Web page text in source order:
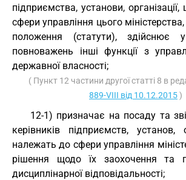
підприємства, установи,
сфери управління цього
положення (статути), здійснює
повноважень інші функції з
державної власності;
( Пункт 12 частини другої статті 8 в
889-VIII від 10.12.2015)
12-1) призначає на посаду та
керівників підприємств, установ,
належать до сфери управління
рішення щодо їх заохочення та
дисциплінарної відповідальності;